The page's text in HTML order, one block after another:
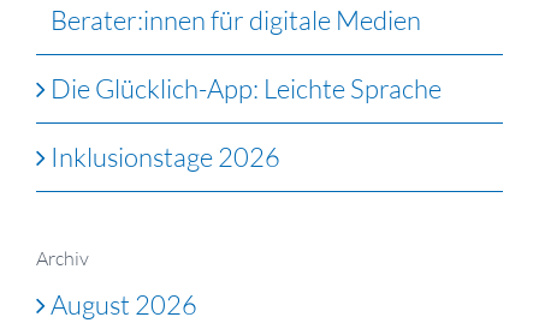
Berater:innen für digitale Medien
Die Glücklich-App: Leichte Sprache
Inklusionstage 2026
Archiv
August 2026